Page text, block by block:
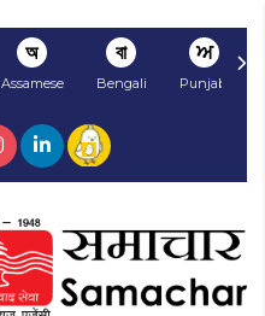
অ
Assamese
বা
Bengali
ਅ
Punjabi